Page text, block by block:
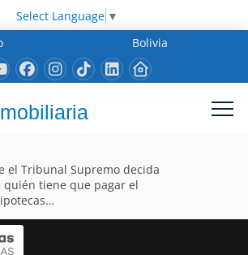
Select Language ▼
Bolivia
el Tribunal Supremo decida
quién tiene que pagar el